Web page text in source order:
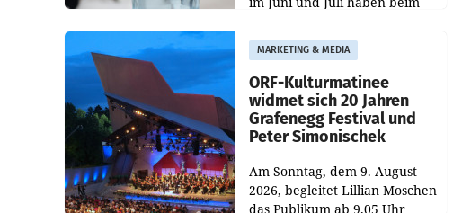
Getränkehersteller Vöslauer zu
deutlichen Absatzzuwächsen
geführt. Während
MARKETING & MEDIA
ORF-Kulturmatinee
widmet sich 20 Jahren
Grafenegg Festival und
Peter Simonischek
Am Sonntag, dem 9. August
2026, begleitet Lillian Moschen
das Publikum ab 9.05 Uhr